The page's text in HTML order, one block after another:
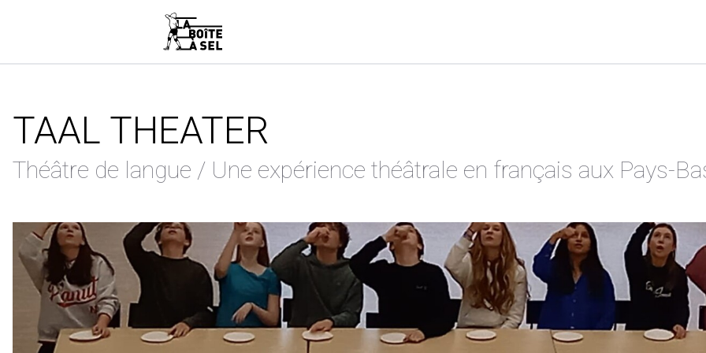
TAAL THEATER
Théâtre de langue / Une expérience théâtrale en français aux Pays-